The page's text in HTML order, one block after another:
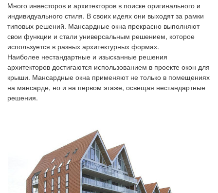
Много инвесторов и архитекторов в поиске оригинального и
индивидуального стиля. В своих идеях они выходятза рамки
типовых решений. Мансардные окна прекрасно выполняют
свои функции и стали универсальным решением, которое
используется в разных архитектурных формах.
Наиболее нестандартные и изысканные решения
архитекторов достигаются использованием в проекте окон для
крыши. Мансардные окна применяют не только в помещениях
на мансарде, но и на первом этаже, освещая нестандартные
решения.